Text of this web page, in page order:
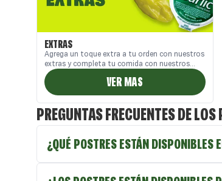
EXTRAS
Agrega un toque extra a tu orden con nuestros
extras y completa tu comida con nuestros
deliciosos complementos
VER MAS
PREGUNTAS FRECUENTES DE
¿QUÉ POSTRES ESTÁN DISPONIBLES